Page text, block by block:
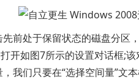
处于保留状态的磁盘分区
开如图7所示的设置对话框;
我们只要在“选择空间量”文